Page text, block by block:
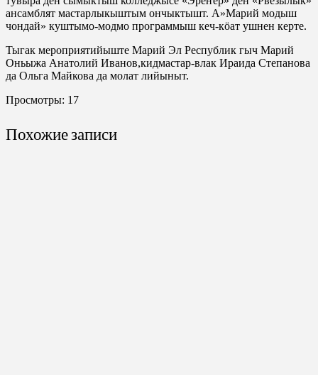
ансамблят мастарлыкыштым ончыктышт. А»Марий модыш
чондай» куштымо-модмо программыш кеч-кӧат ушнен керте.
Тыгак мероприятийыште Марий Эл Республик гыч Марий
Оньыжа Анатолий Иванов,кидмастар-влак Ираида Степанова
да Ольга Майкова да молат лийыныт.
Просмотры: 17
Похожие записи